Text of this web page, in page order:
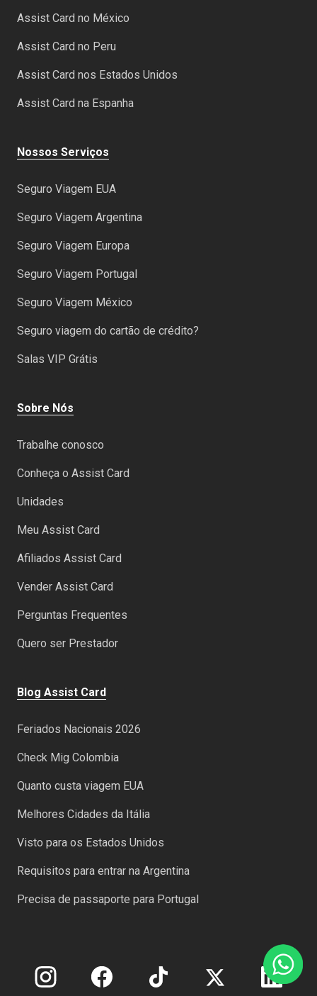
Assist Card no México
Assist Card no Peru
Assist Card nos Estados Unidos
Assist Card na Espanha
Nossos Serviços
Seguro Viagem EUA
Seguro Viagem Argentina
Seguro Viagem Europa
Seguro Viagem Portugal
Seguro Viagem México
Seguro viagem do cartão de crédito?
Salas VIP Grátis
Sobre Nós
Trabalhe conosco
Conheça o Assist Card
Unidades
Meu Assist Card
Afiliados Assist Card
Vender Assist Card
Perguntas Frequentes
Quero ser Prestador
Blog Assist Card
Feriados Nacionais 2026
Check Mig Colombia
Quanto custa viagem EUA
Melhores Cidades da Itália
Visto para os Estados Unidos
Requisitos para entrar na Argentina
Precisa de passaporte para Portugal